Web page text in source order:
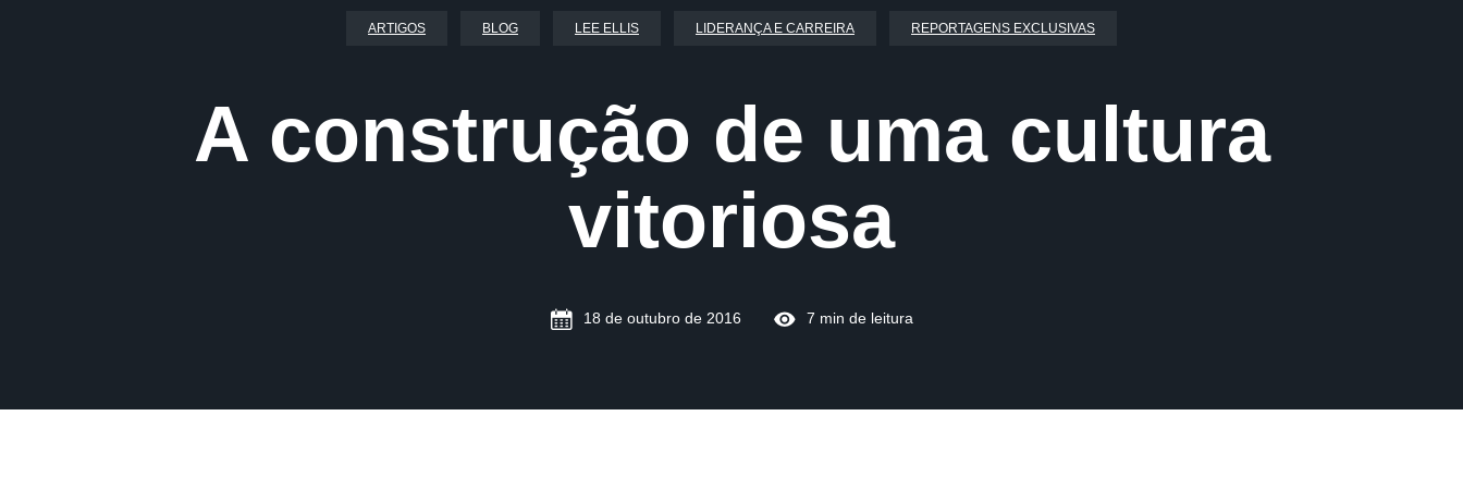
ARTIGOS BLOG LEE ELLIS LIDERANÇA E CARREIRA REPORTAGENS EXCLUSIVAS
A construção de uma cultura
vitoriosa
18 de outubro de 2016 7 min de leitura